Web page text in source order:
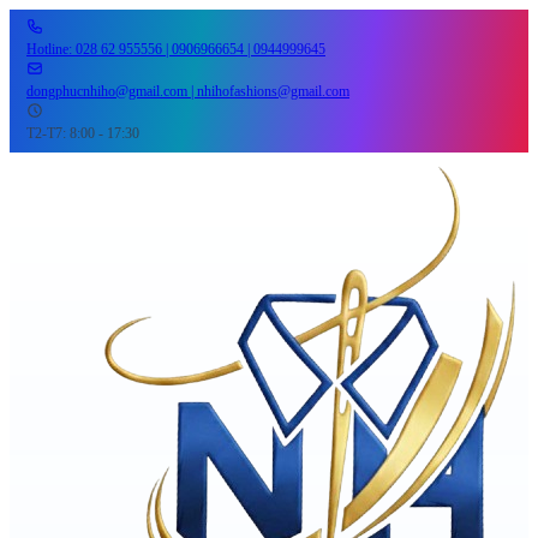
Hotline: 028 62 955556 | 0906966654 | 0944999645
dongphucnhiho@gmail.com | nhihofashions@gmail.com
T2-T7: 8:00 - 17:30